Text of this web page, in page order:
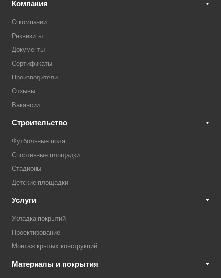
Компания
О компании
Реквизиты
Документы
Сертификаты
Производители
Отзывы
Вакансии
Строительство
Футбольные поля
Спортивные площадки
Стадионы
Детские площадки
Услуги
Укладка покрытий
Проектирование
Монтаж крытых конструкций
Материалы и покрытия